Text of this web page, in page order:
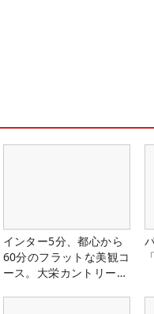
インター5分、都心から
60分のフラットな美観コ
ース。大栄カントリー俱